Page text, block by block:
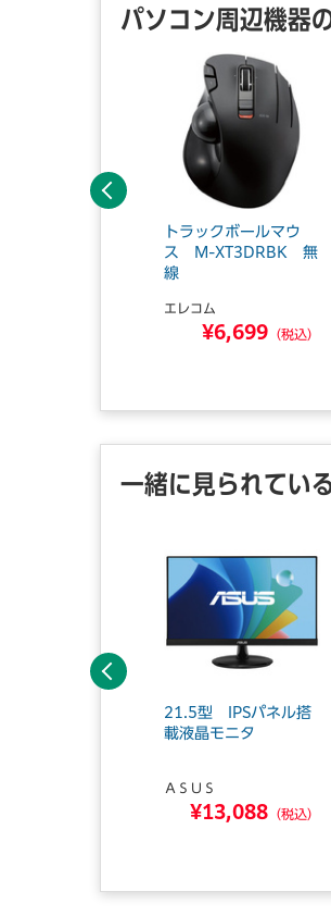
パソコン周辺機器
トラックボールマウ
ス M-XT3DRBK 無
線
エレコム
¥6,699 （税込）
前へ
一緒に見られてい
21.5型 IPSパネル搭
載液晶モニタ
ＡＳＵＳ
¥13,088 （税込）
前へ